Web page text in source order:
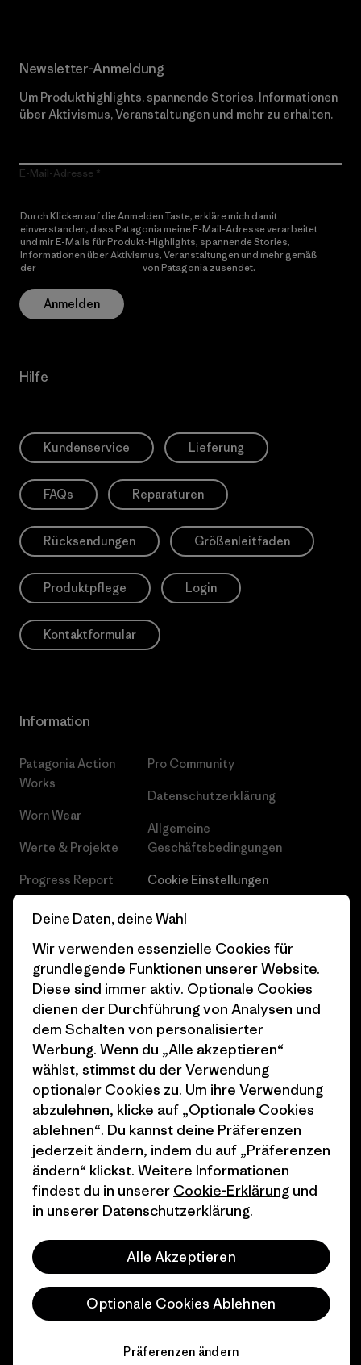
Newsletter-Anmeldung
Um Produkthighlights, spannende Stories, Informationen
über Aktivismus, Veranstaltungen und mehr zu erhalten.
E-Mail-Adresse
Durch Klicken auf die Anmelden Taste, erkläre mich damit
einverstanden, dass Patagonia meine E-Mail-Adresse verarbeitet
und mir E-Mails für Produkt-Highlights, spannende Stories,
Informationen über Aktivismus, Veranstaltungen und mehr gemäß
der
von Patagonia zusendet.
Anmelden
Hilfe
Kundenservice Lieferung
FAQs Reparaturen
Rücksendungen Größenleitfaden
Produktpflege Login
Kontaktformular
Information
Patagonia Action
Works
Worn Wear
Werte & Projekte
Progress Report
Business Unusual
Klimaziele
1% For The Planet
Wie wir finanzieren
Geschenkgutscheine
Stores in deiner
Nähe
Pro Community
Datenschutzerklärung
Allgemeine
Geschäftsbedingungen
Cookie Einstellungen
Karriere
Pressekontakt
Industry program
Affiliate-Programm
Patagonia Österreich
Seitenverzeichnis
© 2026 Patagonia, Inc. All Rights Reserved.
Deutsch
Deine Daten, deine Wahl
Wir verwenden essenzielle Cookies für
grundlegende Funktionen unserer Website.
Diese sind immer aktiv. Optionale Cookies
dienen der Durchführung von Analysen und
dem Schalten von personalisierter
Werbung. Wenn du „Alle akzeptieren“
wählst, stimmst du der Verwendung
optionaler Cookies zu. Um ihre Verwendung
abzulehnen, klicke auf „Optionale Cookies
ablehnen“. Du kannst deine Präferenzen
jederzeit ändern, indem du auf „Präferenzen
ändern“ klickst. Weitere Informationen
findest du in unserer Cookie-Erklärung und
in unserer Datenschutzerklärung.
Alle Akzeptieren
Optionale Cookies Ablehnen
Präferenzen ändern